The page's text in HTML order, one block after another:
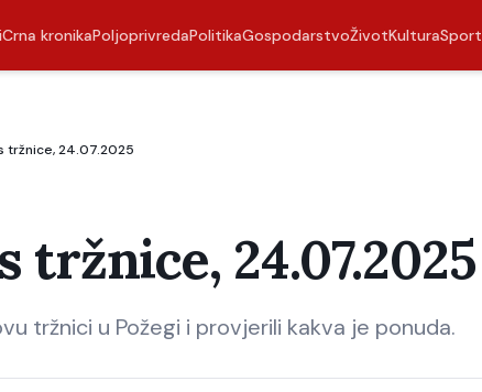
Crna kronikaPoljoprivredaPolitikaGospodarstvoŽivotKulturaSport
tržnice, 24.07.2025
tržnice, 24.07.2025
tržnici u Požegi i provjerili kakva je ponuda.